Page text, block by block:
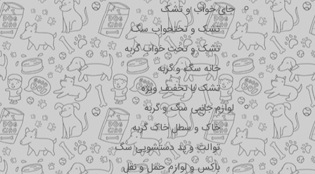
جای خواب و تشک
تشک و تختحواب سگ
تشک و تخت خواب گربه
خانه سگ و گربه
تشک با تخفیف ویژه
لوازم جانبی سگ و گربه
خاک و سطل خاک گربه
توالت و پد دستشویی سگ
باکس و لوازم حمل و نقل